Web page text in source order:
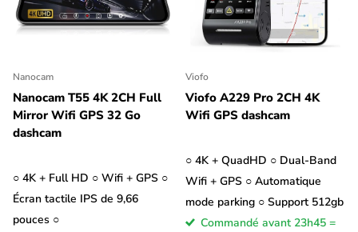
Nanocam
Nanocam T55 4K 2CH Full
Mirror Wifi GPS 32 Go
dashcam
○ 4K + Full HD ○ Wifi + GPS ○
Écran tactile IPS de 9,66
pouces ○
Viofo
Viofo A229 Pro 2CH 4K
Wifi GPS dashcam
○ 4K + QuadHD ○ Dual-Band
Wifi + GPS ○ Automatique
mode parking ○ Support 512gb
Commandé avant 23h45 =